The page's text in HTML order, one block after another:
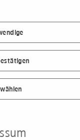
Vorsitzenden